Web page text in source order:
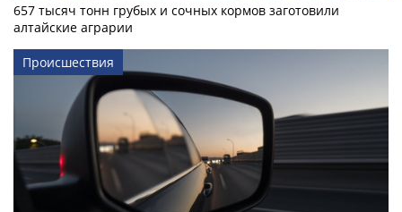
657 тысяч тонн грубых и сочных кормов заготовили
алтайские аграрии
Происшествия